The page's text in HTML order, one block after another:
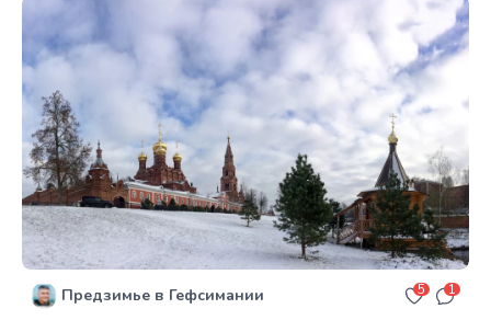
Предзимье в Гефсимании 5 1